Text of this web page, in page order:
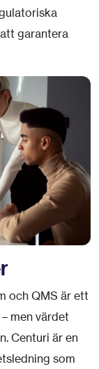
garantera
och QMS är ett
men värdet
Centuri är en
som